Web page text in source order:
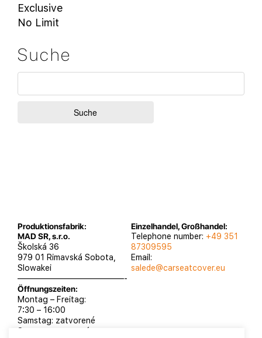
Exclusive
No Limit
Suche
Produktionsfabrik:
MAD SR, s.r.o.
Školská 36
979 01 Rimavská Sobota,
Slowakei
—————————————-
Öffnungszeiten:
Montag – Freitag:
7:30 – 16:00
Samstag: zatvorené
Sontag: zatvorené
Einzelhandel, Großhandel:
Telephone number: +49 351
87309595
Email:
salede@carseatcover.eu